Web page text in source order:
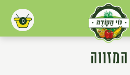
עגלת קניות
0
המזווה